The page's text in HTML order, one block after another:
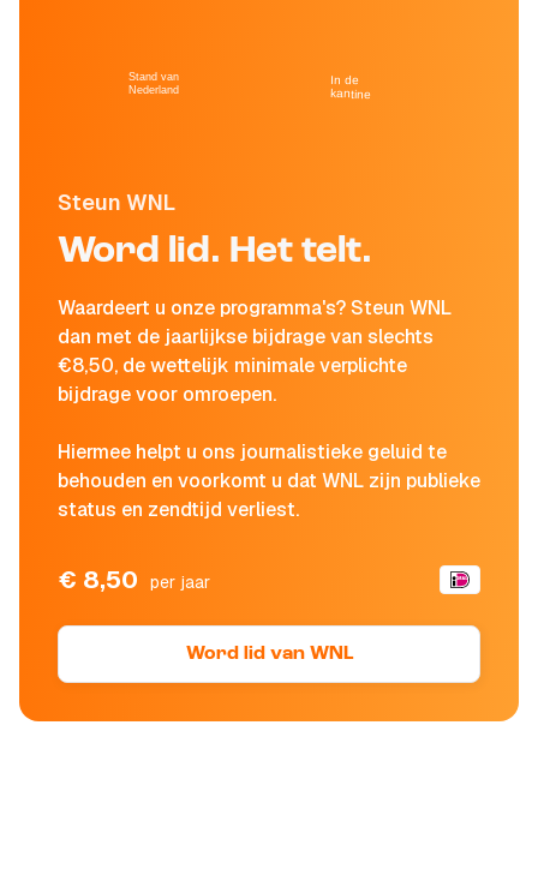
Steun WNL
Word lid. Het telt.
Waardeert u onze programma's? Steun WNL
dan met de jaarlijkse bijdrage van slechts
€8,50, de wettelijk minimale verplichte
bijdrage voor omroepen.
Hiermee helpt u ons journalistieke geluid te
behouden en voorkomt u dat WNL zijn publieke
status en zendtijd verliest.
€ 8,50 per jaar
Word lid van WNL
Stand van
Nederland
In de
kantine